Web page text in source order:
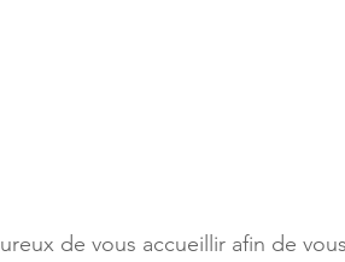
de vous accueillir afin de